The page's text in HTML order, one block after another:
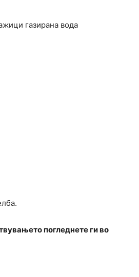
газирана вода
погледнете ги во